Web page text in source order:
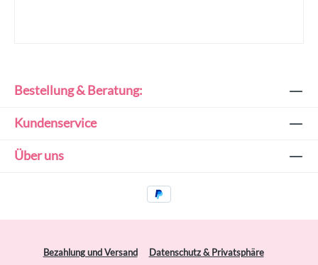
Bestellung & Beratung:
Kundenservice
Über uns
Bezahlung und Versand Datenschutz & Privatsphäre